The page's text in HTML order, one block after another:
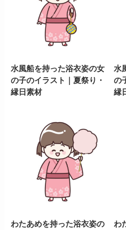
水風船を持った浴衣姿の女
の子のイラスト｜夏祭り・
縁日素材
水
の
縁
わたあめを持った浴衣姿の
わ